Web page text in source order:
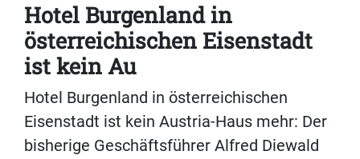
Hotel Burgenland in
österreichischen Eisenstadt
ist kein Au
Hotel Burgenland in österreichischen
Eisenstadt ist kein Austria-Haus mehr: Der
bisherige Geschäftsführer Alfred Diewald